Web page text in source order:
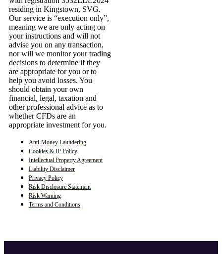
residing in Kingstown, SVG.
Our service is “execution only”,
meaning we are only acting on
your instructions and will not
advise you on any transaction,
nor will we monitor your trading
decisions to determine if they
are appropriate for you or to
help you avoid losses. You
should obtain your own
financial, legal, taxation and
other professional advice as to
whether CFDs are an
appropriate investment for you.
Anti-Money Laundering
Cookies & IP Policy
Intellectual Property Agreement
Liability Disclaimer
Privacy Policy
Risk Disclosure Statement
Risk Warning
Terms and Conditions